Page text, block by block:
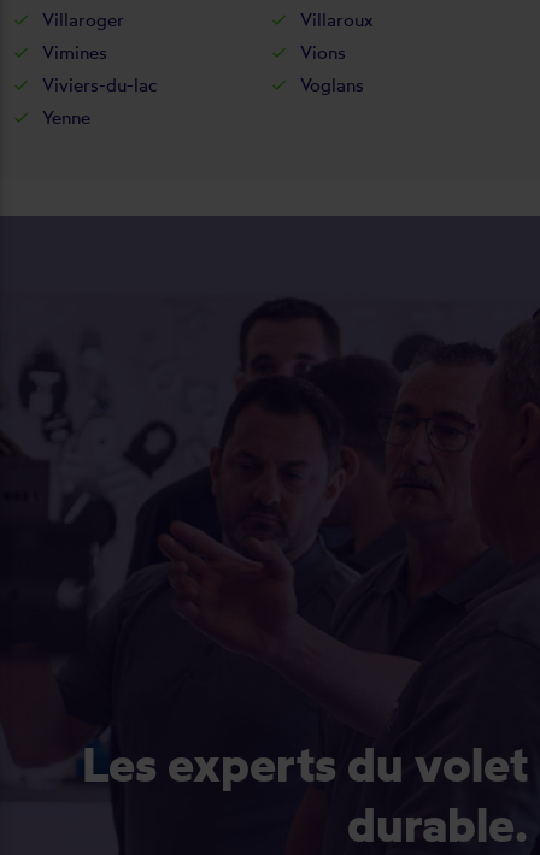
Villaroger
Villaroux
Vimines
Vions
Viviers-du-lac
Voglans
Yenne
Les experts du volet
durable.